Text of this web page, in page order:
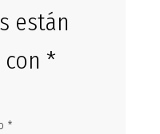
están
*
*